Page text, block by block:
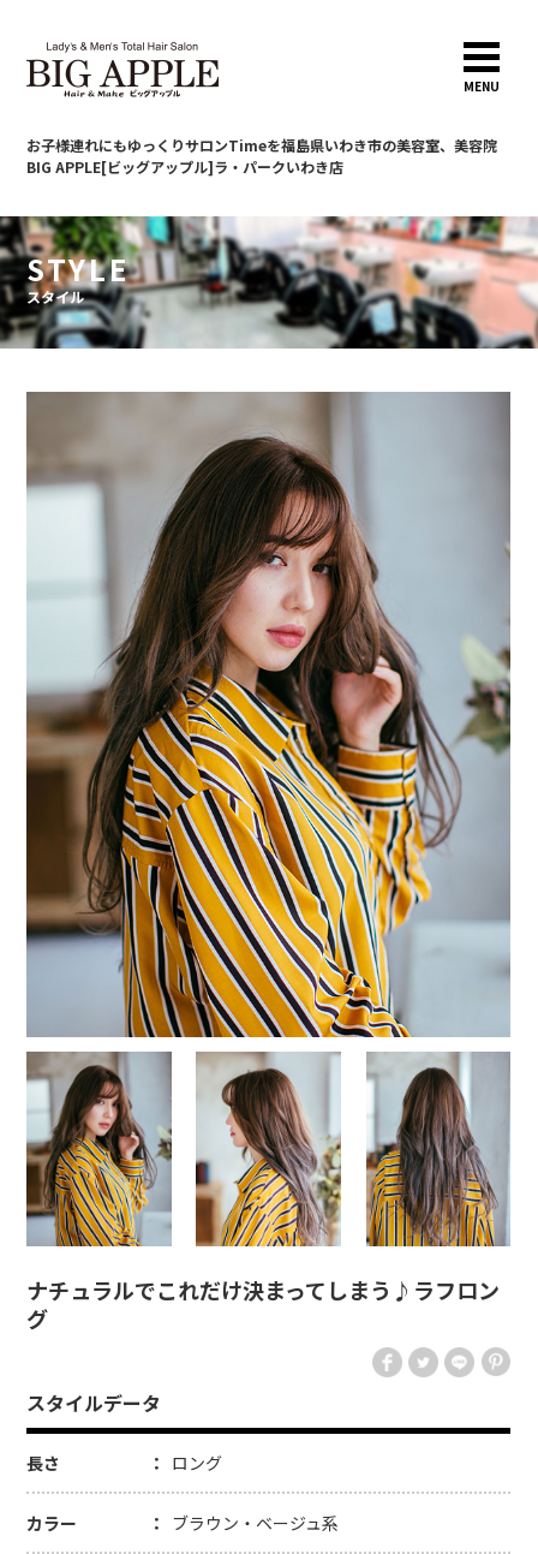
お子様連れにもゆっくりサロンTimeを福島県いわき市の美容室、美容院
BIG APPLE[ビッグアップル]ラ・パークいわき店
MENU
STYLE
スタイル
ナチュラルでこれだけ決まってしまう♪ラフロン
グ
スタイルデータ
長さ ロング
カラー ブラウン・ベージュ系